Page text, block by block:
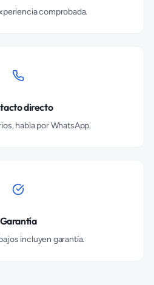
comprobada.
directo
habla por WhatsApp.
Garantía
incluyen garantía.